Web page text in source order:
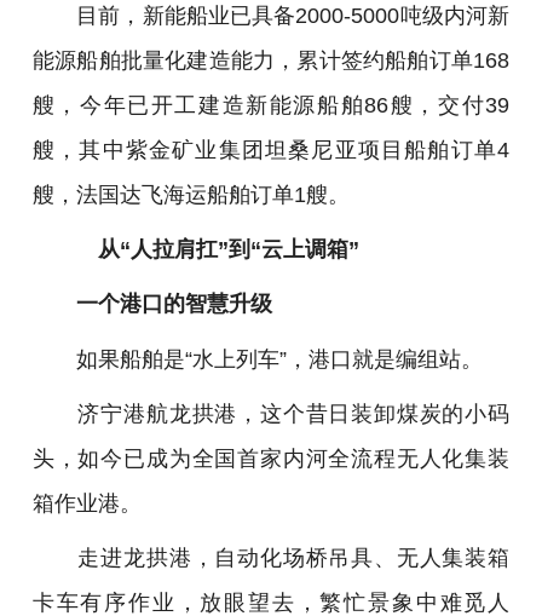
目前，新能船业已具备2000-5000吨级内河新
能源船舶批量化建造能力，累计签约船舶订单168
艘，今年已开工建造新能源船舶86艘，交付39
艘，其中紫金矿业集团坦桑尼亚项目船舶订单4
艘，法国达飞海运船舶订单1艘。
从“人拉肩扛”到“云上调箱”
一个港口的智慧升级
如果船舶是“水上列车”，港口就是编组站。
济宁港航龙拱港，这个昔日装卸煤炭的小码
头，如今已成为全国首家内河全流程无人化集装
箱作业港。
走进龙拱港，自动化场桥吊具、无人集装箱
卡车有序作业，放眼望去，繁忙景象中难觅人